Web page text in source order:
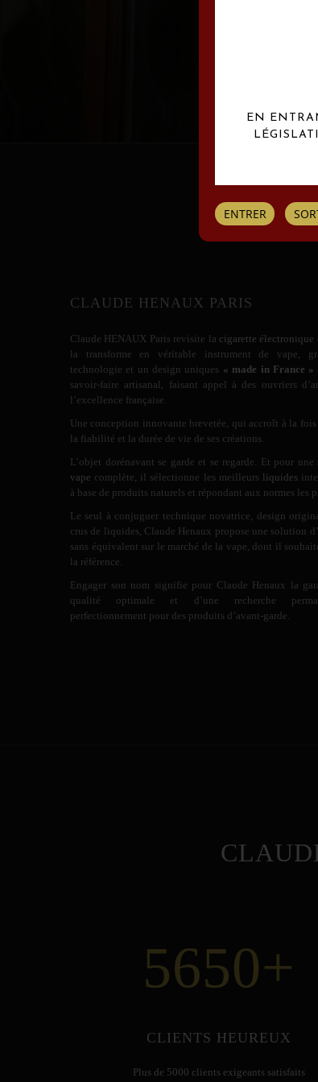
CLAUDE HENAUX PARIS
Claude HENAUX Paris revisite la cigarette électronique
la transforme en véritable instrument de vape,
technologie et un design uniques « made in France »
savoir-faire artisanal, faisant appel à des ouvriers
l’excellence française.
Une conception innovante brevetée, qui accroît à la fois
la fiabilité et la durée de vie de ses créations.
L’objet dorénavant se garde et se regarde. Et pour
vape complète, il sélectionne les meilleurs liquides
à base de produits naturels et répondant aux normes les
Le seul à conjuguer technique novatrice, design
crus de liquides, Claude Henaux propose une solution
sans équivalent sur le marché de la vape, dont il
la référence.
Engager son nom signifie pour Claude Henaux la
qualité optimale et d’une recherche
perfectionnement pour des produits d’avant-garde.
5650+
CLIENTS HEUREUX
Plus de 5000 clients exigeants satisfaits
EN
ENTRER